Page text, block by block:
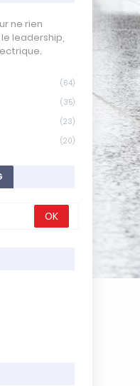
ne rien
leadership,
(64)
(35)
(23)
(20)